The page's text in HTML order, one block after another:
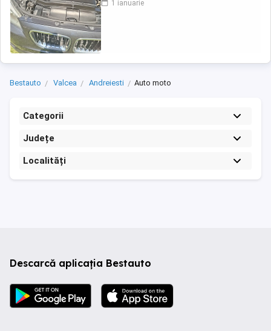
Kilometraj: 215.000 km Culoare: gri scaune
1 ianuarie
Bestauto Valcea Andreiesti Auto moto
Categorii
Județe
Localități
Descarcă aplicația Bestauto